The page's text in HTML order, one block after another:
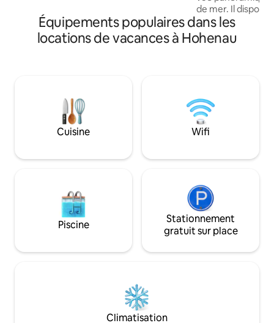
harmonie et un sentiment de bien-être.
de mer. Il
deux salles de
grand salon-salle
baies vitrées qui
inclus : garage 10
disponible pour 2
au-delà, un
par personne est
Équipements populaires dans les
locations de vacances à Hohenau
Cuisine Wifi
Piscine
Stationnement
gratuit sur place
Climatisation